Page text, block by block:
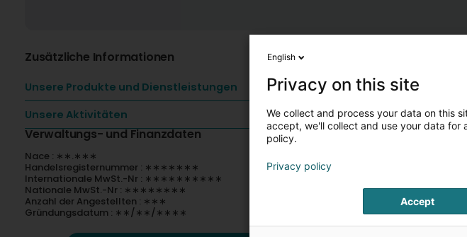
Zusätzliche Informationen
Unsere Produkte und Dienstleistungen
Unsere Aktivitäten
Verwaltungs- und Finanzdaten
Nace : ∗∗.∗∗∗
Handelsregisternummer : ∗∗∗∗∗∗∗
Internationale MwSt.-Nr : ∗∗∗∗∗∗∗∗∗∗
Nationale MwSt.-Nr : ∗∗∗∗∗∗∗∗
Anzahl der Angestellten : ∗∗∗
Gründungsdatum : ∗∗/∗∗/∗∗∗∗
English
Privacy on this site
We collect and process your data on this
accept, we'll collect and use your data for
policy.
Privacy policy
Accept